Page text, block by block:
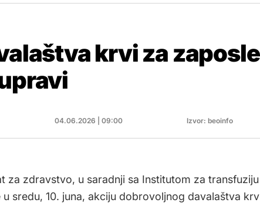
krvi za
04.06.2026 | 09:00 Izvor: beoinfo
za zdravstvo, u saradnji sa Institutom za
u sredu, 10. juna, akciju dobrovoljnog davalaštva